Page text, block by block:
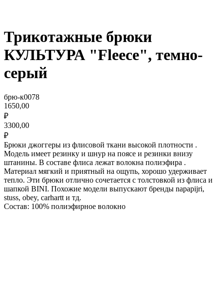
Трикотажные брюки
КУЛЬТУРА "Fleece", темно-
серый
брю-к0078
1650,00
₽
3300,00
₽
Брюки джоггеры из флисовой ткани высокой плотности .
Модель имеет резинку и шнур на поясе и резинки внизу
штанины. В составе флиса лежат волокна полиэфира .
Материал мягкий и приятный на ощупь, хорошо удерживает
тепло. Эти брюки отлично сочетается с толстовкой из флиса и
шапкой BINI. Похожие модели выпускают бренды napapijri,
stuss, obey, carhartt и тд.
Состав: 100% полиэфирное волокно